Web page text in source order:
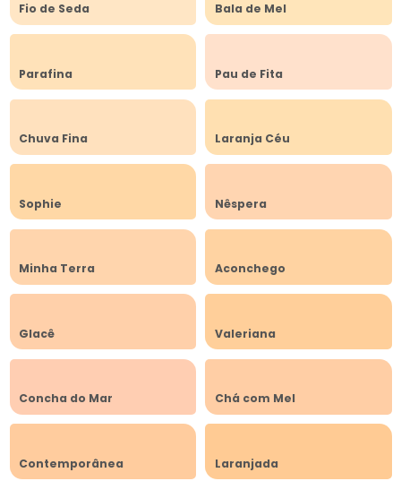
Fio de Seda Bala de Mel
Parafina Pau de Fita
Chuva Fina Laranja Céu
Sophie Nêspera
Minha Terra Aconchego
Glacê Valeriana
Concha do Mar Chá com Mel
Contemporânea Laranjada